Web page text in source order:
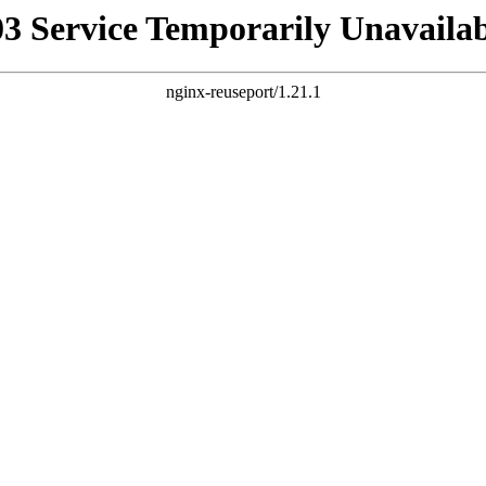
Service Temporarily
nginx-reuseport/1.21.1